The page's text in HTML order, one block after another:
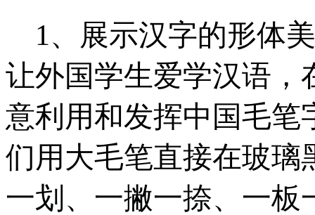
1、展示汉字的形体
让外国学生爱学汉语，
意利用和发挥中国毛笔
们用大毛笔直接在玻璃
一划、一撇一捺、一板